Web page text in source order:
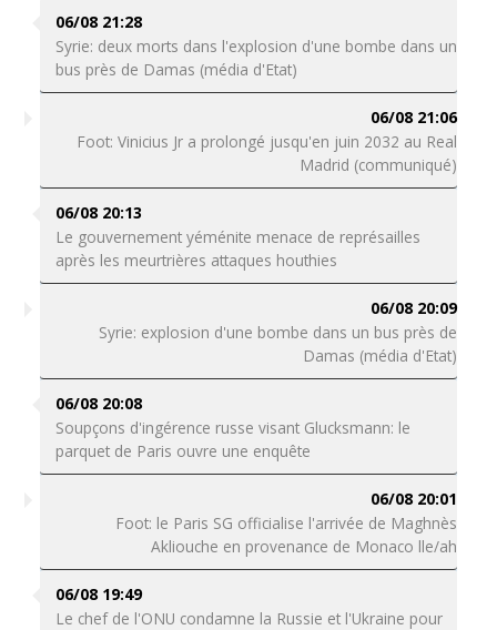
06/08 21:28
Syrie: deux morts dans l'explosion d'une bombe dans un
bus près de Damas (média d'Etat)
06/08 21:06
Foot: Vinicius Jr a prolongé jusqu'en juin 2032 au Real
Madrid (communiqué)
06/08 20:13
Le gouvernement yéménite menace de représailles
après les meurtrières attaques houthies
06/08 20:09
Syrie: explosion d'une bombe dans un bus près de
Damas (média d'Etat)
06/08 20:08
Soupçons d'ingérence russe visant Glucksmann: le
parquet de Paris ouvre une enquête
06/08 20:01
Foot: le Paris SG officialise l'arrivée de Maghnès
Akliouche en provenance de Monaco lle/ah
06/08 19:49
Le chef de l'ONU condamne la Russie et l'Ukraine pour